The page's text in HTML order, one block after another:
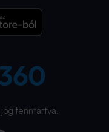
fenntartva.